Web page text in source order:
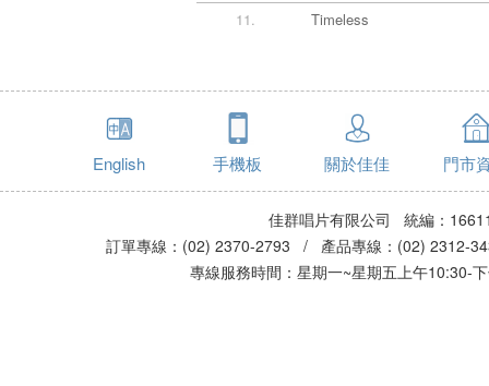
11.
Timeless
English 手機板 關於佳佳 門市
佳群唱片有限公司 統編：
訂單專線：(02) 2370-2793 / 產品專線：(02)
專線服務時間：星期一~星期五上午10:30-